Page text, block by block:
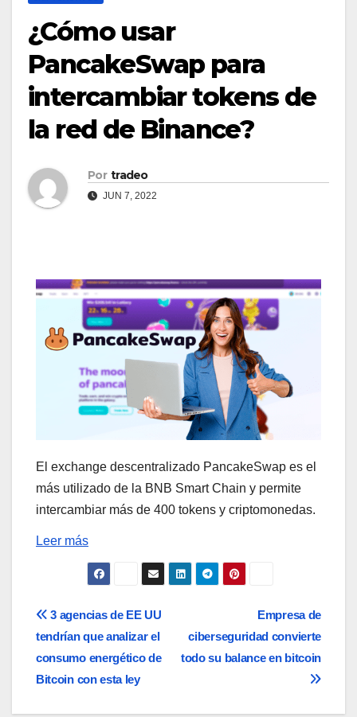
¿Cómo usar
PancakeSwap para
intercambiar tokens de
la red de Binance?
Por tradeo
JUN 7, 2022
El exchange descentralizado PancakeSwap es el
más utilizado de la BNB Smart Chain y permite
intercambiar más de 400 tokens y criptomonedas.
Leer más
Navegación
de
entradas
Empresa de
ciberseguridad convierte
todo su balance en bitcoin
3 agencias de EE UU
tendrían que analizar el
consumo energético de
Bitcoin con esta ley